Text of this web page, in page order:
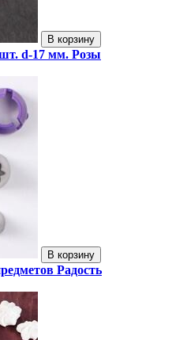
В корзину
d-17 мм. Розы
В корзину
Радость